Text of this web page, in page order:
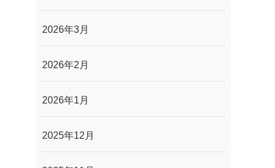
2026年3月
2026年2月
2026年1月
2025年12月